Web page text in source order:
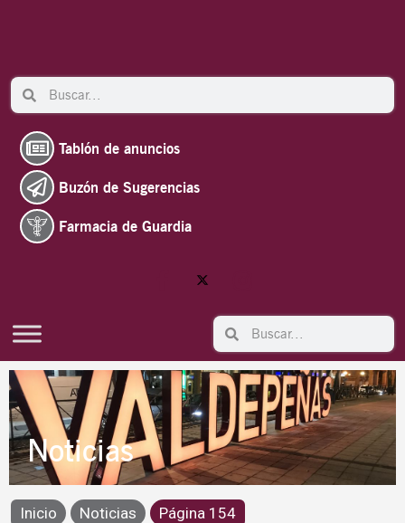
Search Search
Tablón de anuncios
Buzón de Sugerencias
Farmacia de Guardia
Search Search
Noticias
Inicio Noticias Página 154